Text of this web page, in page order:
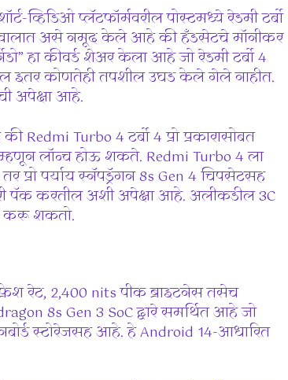
व्हिडिओ प्लॅटफॉर्मवरील पोस्टमध्ये रेडमी टर्बो
असे नमूद केले आहे की हँडसेटचे मॉनीकर
हा कीवर्ड शेअर केला आहे जो रेडमी टर्बो 4
इतर कोणतेही तपशील उघड केले गेले नाहीत.
अपेक्षा आहे.
Turbo 4 टर्बो 4 प्रो प्रकारासोबत
लॉन्च होऊ शकते. Redmi Turbo 4 ला
प्रो पर्याय स्नॅपड्रॅगन 8s Gen 4 चिपसेटसह
पॅक करतील अशी अपेक्षा आहे. अलीकडील 3C
करू शकतो.
रेट, 2,400 nits पीक ब्राइटनेस तसेच
8s Gen 3 SoC द्वारे समर्थित आहे जो
स्टोरेजसह आहे. हे Android 14-आधारित